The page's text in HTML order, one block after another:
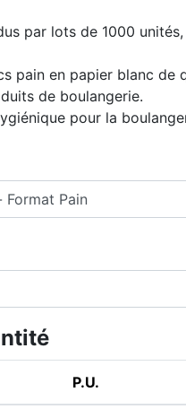
par lots de 1000
pain en papier blanc de
de boulangerie.
pour la
P.U.